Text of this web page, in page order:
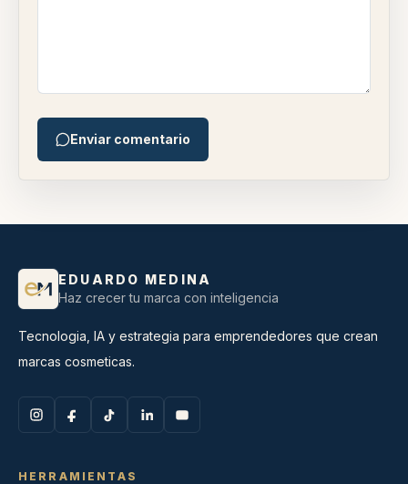
Enviar comentario
EDUARDO MEDINA
Haz crecer tu marca con inteligencia
Tecnologia, IA y estrategia para emprendedores que crean
marcas cosmeticas.
HERRAMIENTAS